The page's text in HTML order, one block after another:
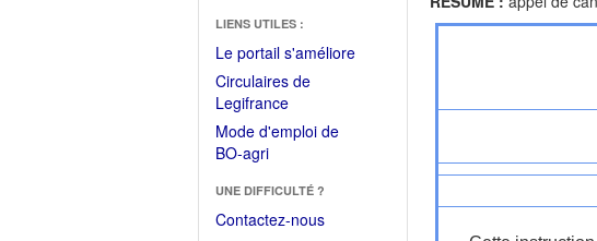
LIENS UTILES :
Le portail s'améliore(Fichier
Circulaires de
Legifrance(Ouvrir
dans
une
fenêtre)
Mode d'emploi de
BO-agri(Ouvrir
une
nouvelle
UNE DIFFICULTÉ ?
Contactez-nous